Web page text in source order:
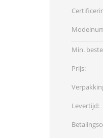
Min.
Prijs:
Levertijd: